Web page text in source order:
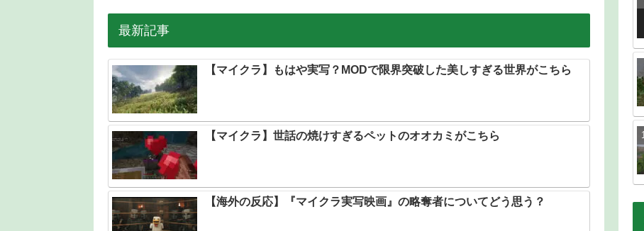
最新記事
【マイクラ】もはや実写？MODで限界突破した美しすぎる世界がこちら
【マイクラ】世話の焼けすぎるペットのオオカミがこちら
【海外の反応】『マイクラ実写映画』の略奪者についてどう思う？